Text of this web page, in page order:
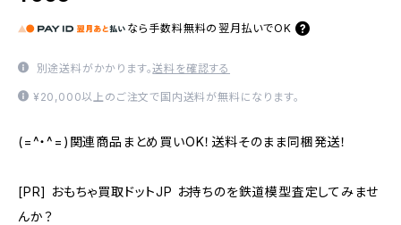
なら 手数料無料の 翌月払いでOK
別途送料がかかります。送料を確認する
¥20,000以上のご注文で国内送料が無料になります。
(=^・^=)関連商品まとめ買いOK！送料そのまま同梱発送！
[PR] おもちゃ買取ドットJP お持ちのを鉄道模型査定してみませ
んか？